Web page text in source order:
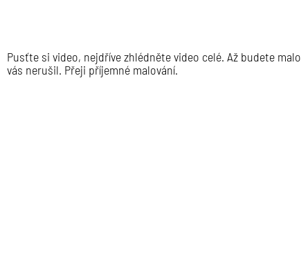
Pusťte si video, nejdříve zhlédněte video celé. Až budete
vás nerušil. Přeji příjemné malování.